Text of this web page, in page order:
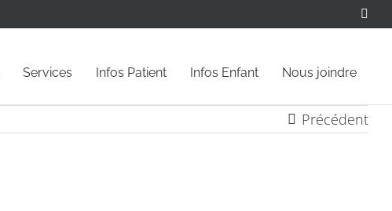
Services Infos Patient Infos Enfant Nous joindre
Précédent